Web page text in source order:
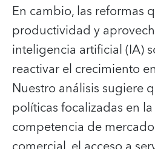
En cambio, las reformas
productividad y
inteligencia artificial (IA)
reactivar el crecimiento
Nuestro análisis sugiere
políticas focalizadas en
competencia de